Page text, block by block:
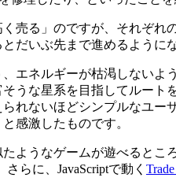
売る」のですが、それぞれ
だいぶ先まで進めるように
エネルギーが枯渇しないよ
うな星系を目指してルー
れないほどシンプルなユ
感激したものです。
ようなゲームが遊べるとこ
らに、JavaScriptで動く